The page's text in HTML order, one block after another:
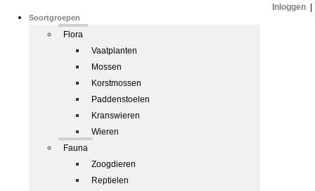
Soortgroepen
Flora
Vaatplanten
Mossen
Korstmossen
Paddenstoelen
Kranswieren
Wieren
Fauna
Zoogdieren
Reptielen
Inloggen